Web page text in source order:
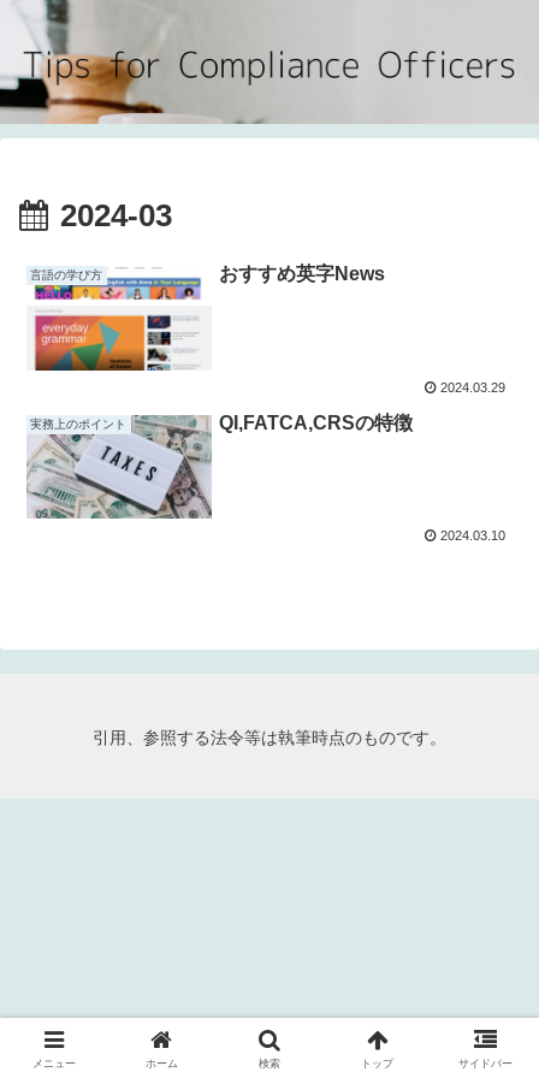
2024-03
言語の学び方 おすすめ英字News
2024.03.29
実務上のポイント QI,FATCA,CRSの特徴
2024.03.10
引用、参照する法令等は執筆時点のものです。
メニュー ホーム 検索 トップ サイドバー